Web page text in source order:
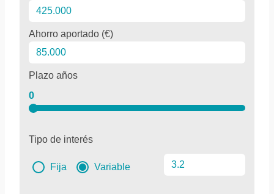
Ahorro aportado (€)
Plazo años
0
Tipo de interés
Fija Variable